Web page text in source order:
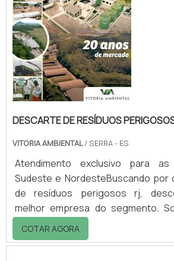
descarte de resíduos perigosos
equipe da Vitória Ambiental
proteção com comp...
DESCARTE DE RESÍDUOS
VITORIA AMBIENTAL/ SERRA - ES
Atendimento exclusivo para as
Sudeste e NordesteBuscando por
de resíduos perigosos rj,
melhor empresa do segmento.
mais informações na vitrine que
Soluções Industriais e conhecendo
COTAR AGORA